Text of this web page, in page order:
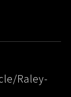
Raley-